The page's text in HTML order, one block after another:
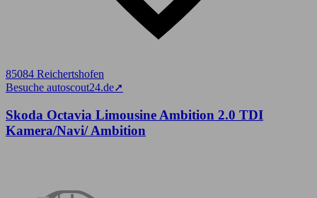
85084 Reichertshofen
Besuche autoscout24.de➚
Skoda Octavia Limousine Ambition 2.0 TDI
Kamera/Navi/ Ambition